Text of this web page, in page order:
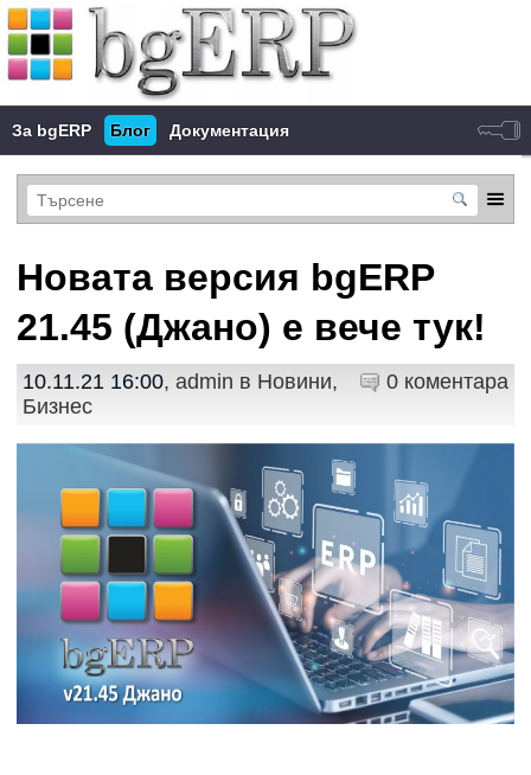
За bgERP Блог Документация
Новата версия bgERP
21.45 (Джано) е вече тук!
0 коментара
10.11.21 16:00, admin в Новини,
Бизнес